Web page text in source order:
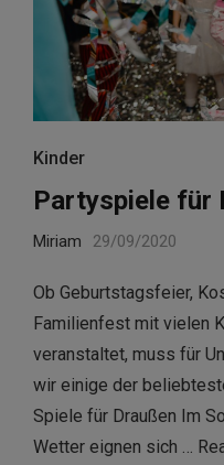
Kinder
Partyspiele für
Miriam 29/09/2020
Ob Geburtstagsfeier,
Familienfest mit vielen
veranstaltet, muss für
wir einige der
Spiele für Draußen Im
Wetter eignen sich …